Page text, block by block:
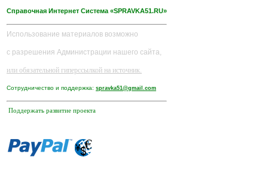
Справочная Интернет Система «SPRAVKA51.RU»
Использование материалов возможно
с разрешения Администрации нашего сайта,
или обязательной гиперссылкой на источник.
Сотрудничество и поддержка: spravka51@gmail.com
Поддержать развитие проекта